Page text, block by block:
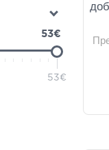
53€
53€